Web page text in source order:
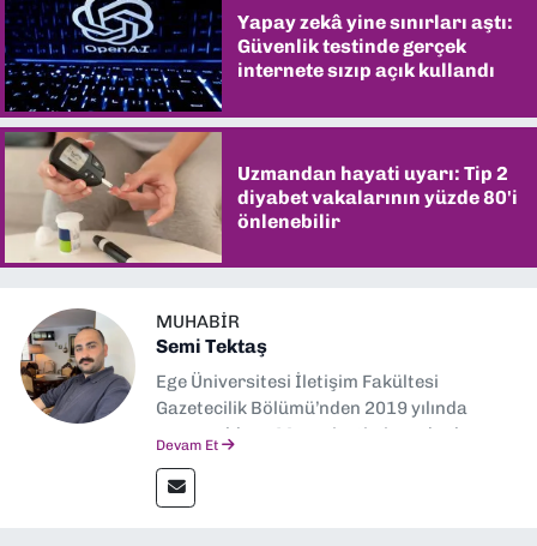
Yapay zekâ yine sınırları aştı:
Güvenlik testinde gerçek
internete sızıp açık kullandı
Uzmandan hayati uyarı: Tip 2
diyabet vakalarının yüzde 80'i
önlenebilir
MUHABIR
Semi Tektaş
Ege Üniversitesi İletişim Fakültesi
Gazetecilik Bölümü’nden 2019 yılında
mezun oldum. Mezuniyetimin ardından
Gazetesi gibi yayınlarda görev alarak
gazetecilik kariyerime başladım. Şubat
Devam Et